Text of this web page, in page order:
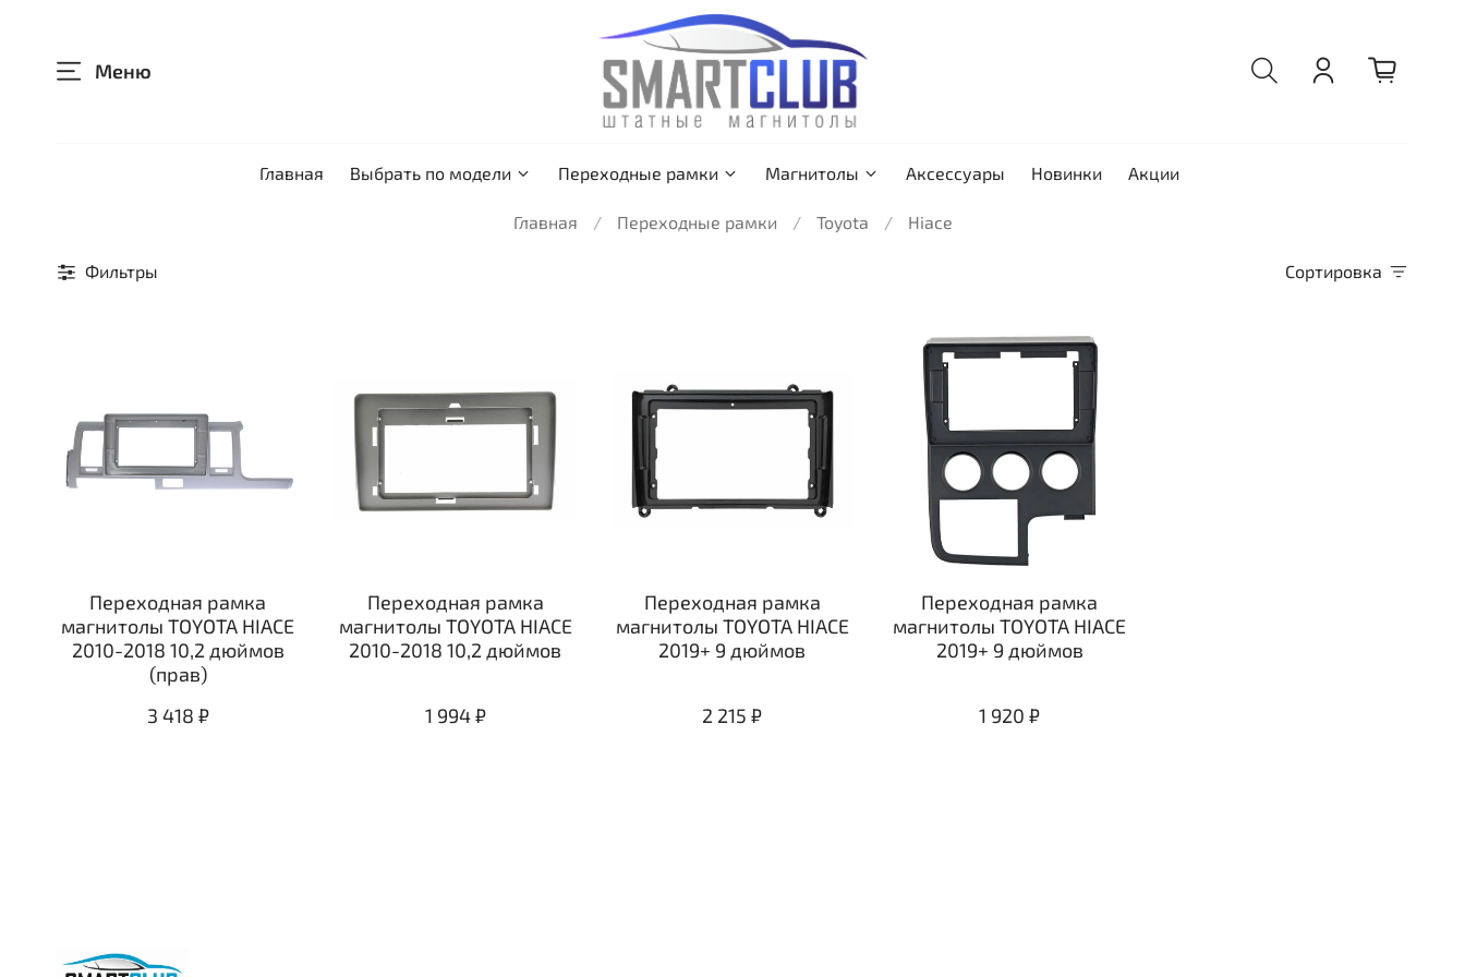
Меню
Главная Выбрать по модели Переходные рамки Магнитолы Аксессуары Новинки Акции
Главная Переходные рамки Toyota Hiace
Фильтры Сортировка
Переходная рамка
магнитолы TOYOTA HIACE
2010-2018 10,2 дюймов
(прав)
3 418 ₽
Переходная рамка
магнитолы TOYOTA HIACE
2010-2018 10,2 дюймов
1 994 ₽
Переходная рамка
магнитолы TOYOTA HIACE
2019+ 9 дюймов
2 215 ₽
Переходная рамка
магнитолы TOYOTA HIACE
2019+ 9 дюймов
1 920 ₽